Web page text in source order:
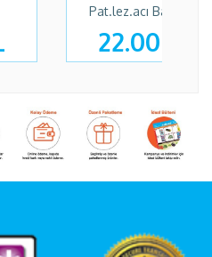
Pat.lez.acı Baharatlı
22.00 TL